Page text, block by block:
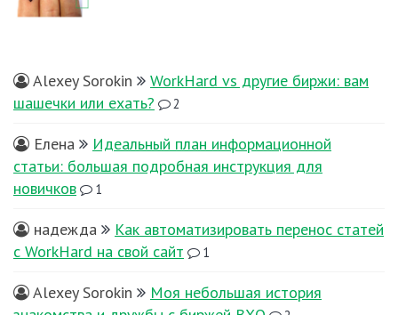
Alexey Sorokin
WorkHard vs другие биржи: вам
шашечки или ехать?
2
Елена
Идеальный план информационной
статьи: большая подробная инструкция для
новичков
1
надежда
Как автоматизировать перенос статей
с WorkHard на свой сайт
1
Alexey Sorokin
Моя небольшая история